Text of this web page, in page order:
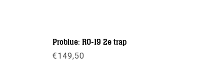
Problue: RO-19 2e trap
€149,50